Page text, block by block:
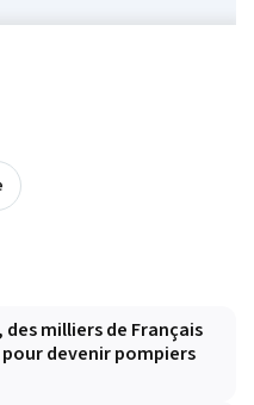
milliers de Français
devenir pompiers